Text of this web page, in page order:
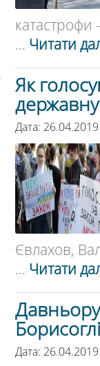
катастрофи
... Читати
Як
Дата:
Євлахов,
... Читати
Дата: